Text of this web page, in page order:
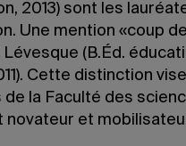
2013) sont les
Une mention «coup
(B.Éd.
Cette distinction
de la Faculté des
et